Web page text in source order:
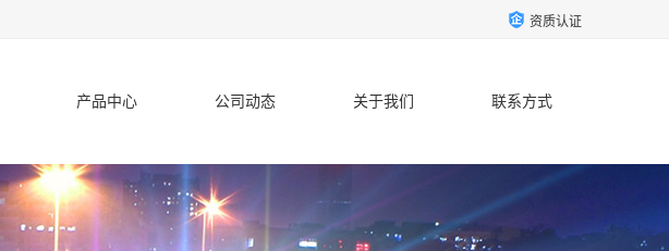
资质认证
产品中心 公司动态 关于我们 联系方式